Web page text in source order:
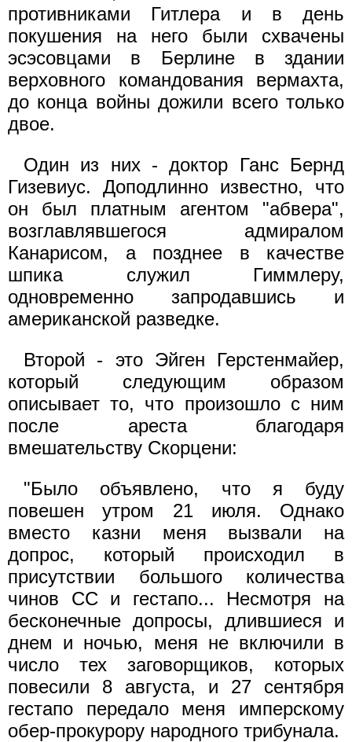
противниками Гитлера и в день
покушения на него были схвачены
эсэсовцами в Берлине в здании
верховного командования вермахта,
до конца войны дожили всего только
двое.
Один из них - доктор Ганс Бернд
Гизевиус. Доподлинно известно, что
он был платным агентом "абвера",
возглавлявшегося адмиралом
Канарисом, а позднее в качестве
шпика служил Гиммлеру,
одновременно запродавшись и
американской разведке.
Второй - это Эйген Герстенмайер,
который следующим образом
описывает то, что произошло с ним
после ареста благодаря
вмешательству Скорцени:
"Было объявлено, что я буду
повешен утром 21 июля. Однако
вместо казни меня вызвали на
допрос, который происходил в
присутствии большого количества
чинов СС и гестапо... Несмотря на
бесконечные допросы, длившиеся и
днем и ночью, меня не включили в
число тех заговорщиков, которых
повесили 8 августа, и 27 сентября
гестапо передало меня имперскому
обер-прокурору народного трибунала.